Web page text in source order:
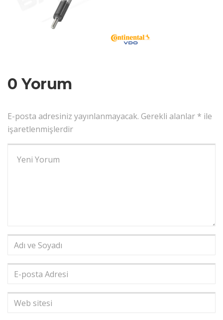
0 Yorum
E-posta adresiniz yayınlanmayacak. Gerekli alanlar * ile
işaretlenmişlerdir
Adı
Soyadı*
posta
Adresi*
Web